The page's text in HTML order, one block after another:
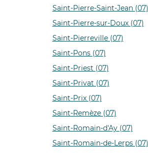
Saint-Pierre-Saint-Jean (07)
Saint-Pierre-sur-Doux (07)
Saint-Pierreville (07)
Saint-Pons (07)
Saint-Priest (07)
Saint-Privat (07)
Saint-Prix (07)
Saint-Remèze (07)
Saint-Romain-d'Ay (07)
Saint-Romain-de-Lerps (07)